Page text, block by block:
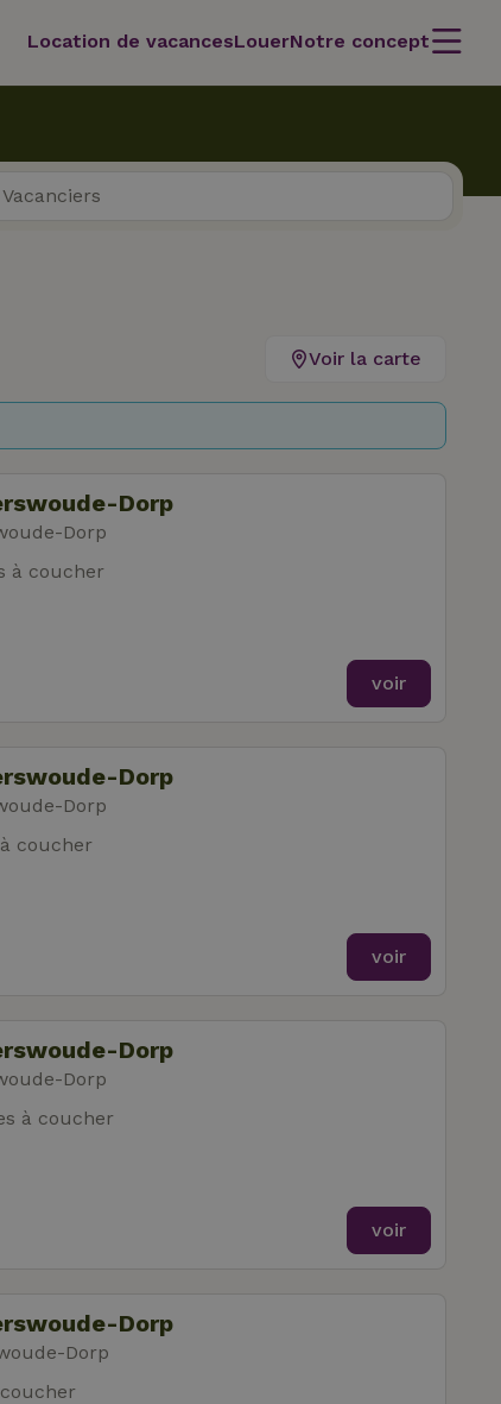
Location de vacancesLouerNotre concept
Voir la carte
Dorp
Dorp
à coucher
voir
Dorp
Dorp
coucher
voir
Dorp
Dorp
à coucher
voir
Dorp
Dorp